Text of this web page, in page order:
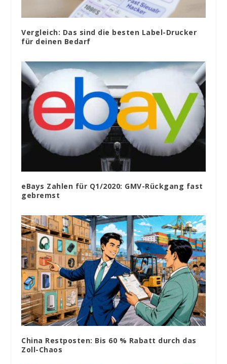
Vergleich: Das sind die besten Label-Drucker
für deinen Bedarf
eBays Zahlen für Q1/2020: GMV-Rückgang fast
gebremst
China Restposten: Bis 60 % Rabatt durch das
Zoll-Chaos